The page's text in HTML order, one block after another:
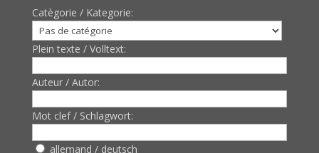
Catègorie / Kategorie:
Plein texte / Volltext:
Auteur / Autor:
Mot clef / Schlagwort:
allemand / deutsch